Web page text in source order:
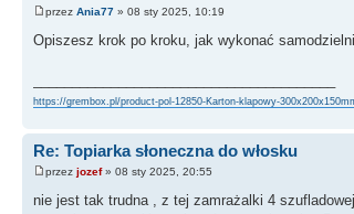
przez Ania77 » 08 sty 2025, 10:19
Opiszesz krok po kroku, jak wykonać
https://grembox.pl/product-pol-12850-Karton-klapowy-
Re: Topiarka słoneczna do włosku
przez jozef» 08 sty 2025, 20:55
nie jest tak trudna , z tej zamrażalki 4